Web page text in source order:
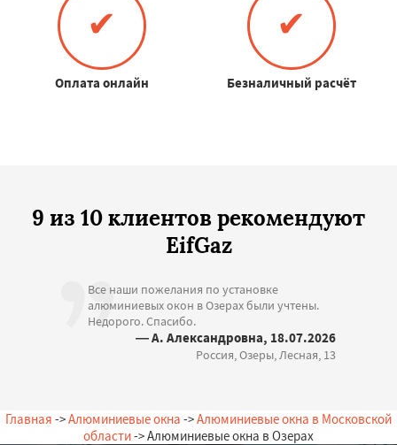
✔
Оплата онлайн
✔
Безналичный расчёт
9 из 10 клиентов рекомендуют
EifGaz
Все наши пожелания по установке
алюминиевых окон в Озерах были учтены.
Недорого. Спасибо.
— А. Александровна, 18.07.2026
Россия, Озеры, Лесная, 13
Главная ->Алюминиевые окна ->Алюминиевые окна в Московской
области-> Алюминиевые окна в Озерах